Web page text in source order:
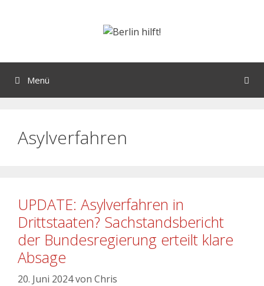
Menü
Asylverfahren
UPDATE: Asylverfahren in
Drittstaaten? Sachstandsbericht
der Bundesregierung erteilt klare
Absage
20. Juni 2024von Chris